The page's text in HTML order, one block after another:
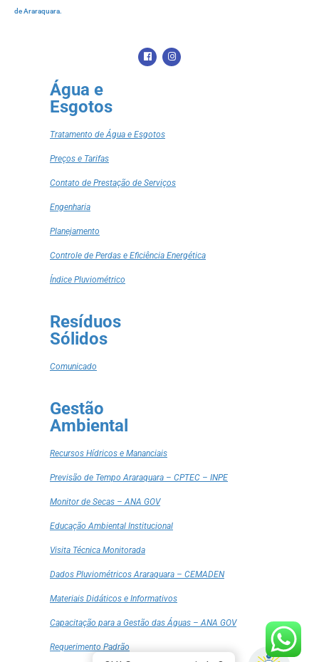
de Araraquara.
Água e
Esgotos
Tratamento de Água e Esgotos
Preços e Tarifas
Contato de Prestação de Serviços
Engenharia
Planejamento
Controle de Perdas e Eficiência Energética
Índice Pluviométrico
Resíduos
Sólidos
Comunicado
Gestão
Ambiental
Recursos Hídricos e Mananciais
Previsão de Tempo Araraquara – CPTEC – INPE
Monitor de Secas – ANA GOV
Educação Ambiental Institucional
Visita Técnica Monitorada
Dados Pluviométricos Araraquara – CEMADEN
Materiais Didáticos e Informativos
Capacitação para a Gestão das Águas – ANA GOV
Requerimento Padrão